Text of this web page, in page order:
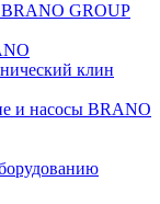
BRANO GROUP
клин
и насосы BRANO